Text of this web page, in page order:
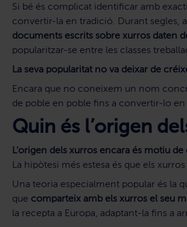
Si bé és complicat identificar amb
convertir-la en tradició. Durant segles, a
documents escrits sobre xurros daten
popularitzar-se entre les classes
La seva popularitat no va deixar de
Encara que no coneixem un nom
de poble en poble fins a convertir-lo
Quin és l’origen
L'origen dels xurros encara és motiu de
La hipòtesi més estesa és que els
Una teoria especialment popular és la
que comparteix amb els xurros el seu
la recepta a Europa, adaptant-la fins a